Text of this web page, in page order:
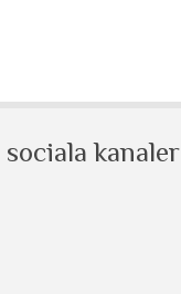
kanaler